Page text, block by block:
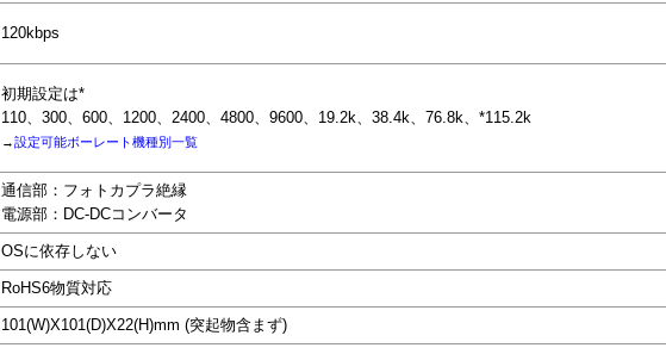
120kbps
初期設定は*
110、300、600、1200、2400、4800、9600、19.2k、38.4k、76.8k、*115.2k
→設定可能ボーレート機種別一覧
通信部：フォトカプラ絶縁
電源部：DC-DCコンバータ
OSに依存しない
RoHS6物質対応
101(W)X101(D)X22(H)mm (突起物含まず)